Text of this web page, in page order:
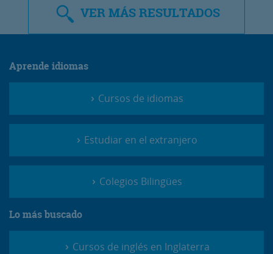
VERMÁS RESULTADOS
Aprende idiomas
Cursos de idiomas
Estudiar en el extranjero
Colegios Bilingües
Lo más buscado
Cursos de inglés en Inglaterra